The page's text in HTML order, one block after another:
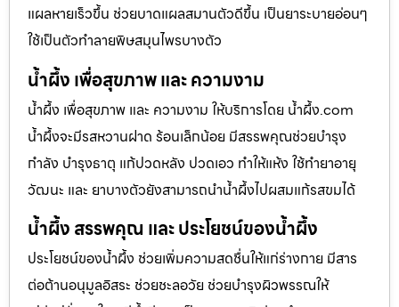
แผลหายเร็วขึ้น ช่วยบาดแผลสมานตัวดีขึ้น เป็นยาระบายอ่อนๆ
ใช้เป็นตัวทำลายพิษสมุนไพรบางตัว
น้ำผึ้ง เพื่อสุขภาพ และ ความงาม
น้ำผึ้ง เพื่อสุขภาพ และ ความงาม ให้บริการโดย น้ำผึ้ง.com
น้ำผึ้งจะมีรสหวานฝาด ร้อนเล็กน้อย มีสรรพคุณช่วยบำรุง
กำลัง บำรุงธาตุ แก้ปวดหลัง ปวดเอว ทำให้แห้ง ใช้ทำยาอายุ
วัฒนะ และ ยาบางตัวยังสามารถนำน้ำผึ้งไปผสมแก้รสขมได้
น้ำผึ้ง สรรพคุณ และ ประโยชน์ของน้ำผึ้ง
ประโยชน์ของน้ำผึ้ง ช่วยเพิ่มความสดชื่นให้แก่ร่างกาย มีสาร
ต่อต้านอนุมูลอิสระ ช่วยชะลอวัย ช่วยบำรุงผิวพรรณให้